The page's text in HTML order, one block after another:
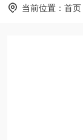
当前位置： 首页